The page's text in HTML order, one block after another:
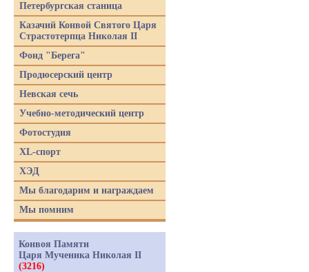
Петербургская станица
Казачий Конвой Святого Царя
Страстотерпца Николая II
Фонд "Берега"
Продюсерский центр
Невская сечь
Учебно-методический центр
Фотостудия
XL-спорт
ХЭД
Мы благодарим и награждаем
Мы помним
Конвоя Памяти
Царя Мученика Николая II
(3216)